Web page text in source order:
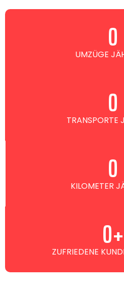
UMZÜGE0
TRANSPORTE
0
KILOMETER
0
ZUFRIEDENE 0+